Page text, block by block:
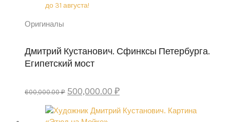
до 31 августа!
Оригиналы
Дмитрий Кустанович. Сфинксы Петербурга‎.
Египетский мост
600,000.00 ₽ Original
was:
500,000.00 ₽Current
is: